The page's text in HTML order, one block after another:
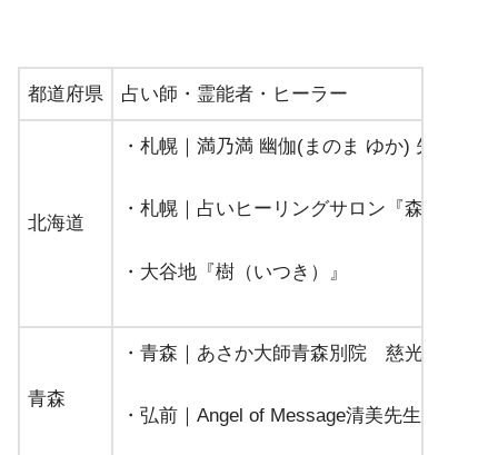
都道府県 占い師・霊能者・ヒーラー
北海道
・札幌｜満乃満 幽伽(まのま ゆか) 先生
・札幌｜占いヒーリングサロン『森羅（
・大谷地『樹（いつき）』
青森
・青森｜あさか大師青森別院 慈光密院
・弘前｜Angel of Message清美先生